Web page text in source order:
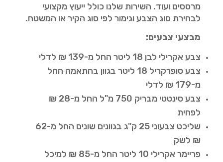
מרססים ועוד. השירות שלנו כולל ייעוץ מקצועי
לבחירת סוג הצבע וגימור לפי סוג הקיר או המשטח.
מבצעי צבעים:
צבע אקרילי לבן 18 ליטר החל מ-139 ₪ לדלי
צבע סופרקריל 18 ליטר בגוון בהתאמה החל
מ-179 ₪ לדלי
צבע סינטטי מבריק 750 מ"ל החל מ-28 ₪
לפחית
שליכט צבעוני 25 ק"ג בגוונים שונים החל מ-62
₪ לשק
פריימר אקרילי 10 ליטר החל מ-85 ₪ למיכל